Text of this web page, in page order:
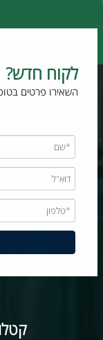
לקוח חדש?
השאירו פרטים